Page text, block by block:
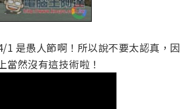
是愚人節啊！所以說不要太認真，因
然沒有這技術啦！